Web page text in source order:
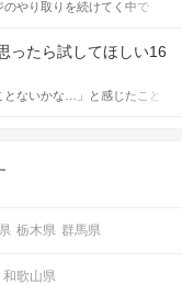
に出すサインとその心理を
をご紹介していきます。
やり取りを続けてく中で
の？」とお困りの男性もいら
こで今回は、男性から女性へ
ご紹介します。例文も混じ
てください。
ったら試してほしい16
とないかな…」と感じたこと
いままさに楽しいことを探し
栃木県 群馬県
和歌山県